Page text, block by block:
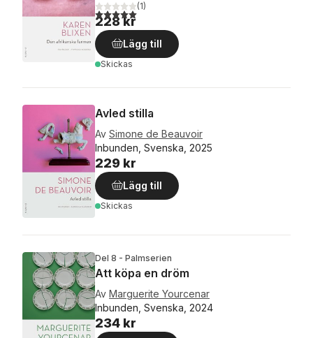
5,0utav 5 stjärnor. Totalt antal röster:
(1)
228 kr
Lägg till
Skickas
Avled stilla
Av Simone de Beauvoir
Inbunden, Svenska, 2025
229 kr
Lägg till
Skickas
Del 8 - Palmserien
Att köpa en dröm
Av Marguerite Yourcenar
Inbunden, Svenska, 2024
234 kr